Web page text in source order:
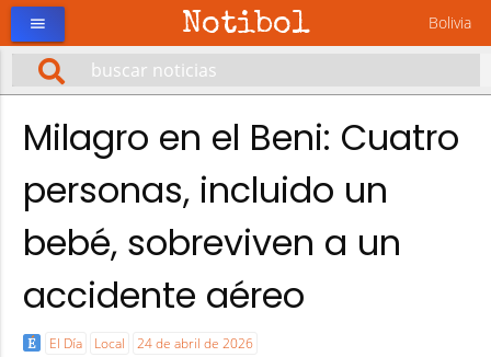
Notibol Bolivia
menu
Milagro en el Beni: Cuatro
personas, incluido un
bebé, sobreviven a un
accidente aéreo
El Día Local 24 de abril de 2026